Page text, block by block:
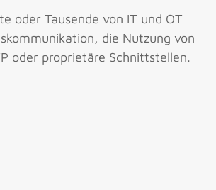
oder Tausende von IT und OT
die Nutzung von
oder proprietäre Schnittstellen.